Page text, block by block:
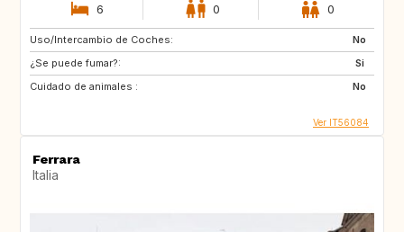
6 0 0
Uso/Intercambio de Coches:
No
¿Se puede fumar?:
Si
Cuidado de animales :
No
Ver IT56084
Ferrara
Italia